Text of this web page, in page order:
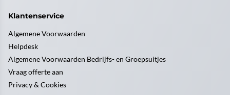
Klantenservice
Algemene Voorwaarden
Helpdesk
Algemene Voorwaarden Bedrijfs- en Groepsuitjes
Vraag offerte aan
Privacy & Cookies